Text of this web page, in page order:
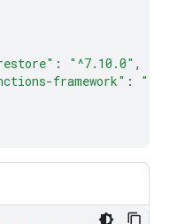
: "^7.10.0" ,
framework" :